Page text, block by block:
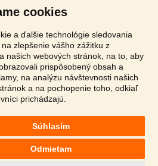
cookies
a ďalšie technológie sledovania
zlepšenie vášho zážitku z
našich webových stránok, na to, aby
prispôsobený obsah a
na analýzu návštevnosti našich
a na pochopenie toho, odkiaľ
prichádzajú.
Súhlasím
Odmietam
1 2 3 Ďalšia
za 24 hodín:1029